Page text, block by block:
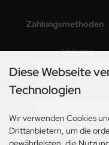
Zahlungsmethoden
Vorkasse
Kreditkarte
Diese Webseite
Technologien
Wir verwenden Cookies
Drittanbietern, um die